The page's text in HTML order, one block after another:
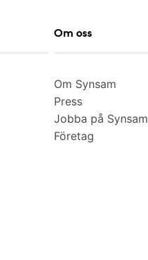
Om oss
Om Synsam
Press
Jobba på Synsam
Företag